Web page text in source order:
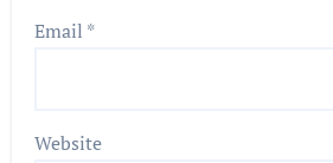
Email *
Website